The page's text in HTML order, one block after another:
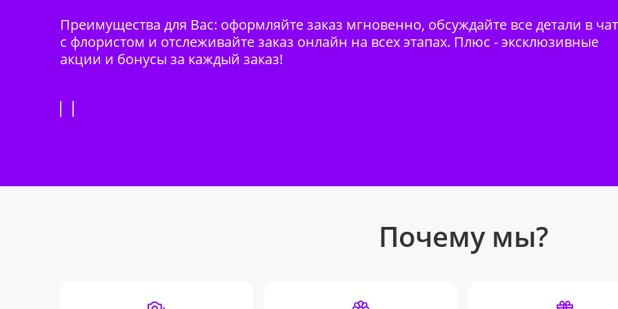
Преимущества для Вас: оформляйте заказ мгновенно, обсуждайте все детали в
с флористом и отслеживайте заказ онлайн на всех этапах. Плюс - эксклюзивные
акции и бонусы за каждый заказ!
Почему мы?